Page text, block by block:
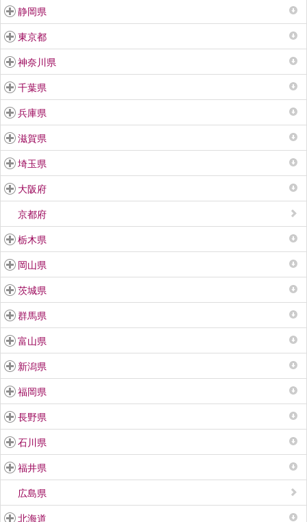
静岡県
東京都
神奈川県
千葉県
兵庫県
滋賀県
埼玉県
大阪府
京都府
栃木県
岡山県
茨城県
群馬県
富山県
新潟県
福岡県
長野県
石川県
福井県
広島県
北海道